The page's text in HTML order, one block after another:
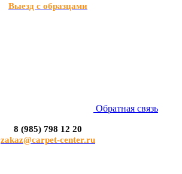
Выезд с образцами
Обратная связь
8 (985) 798 12 20
zakaz@carpet-center.ru